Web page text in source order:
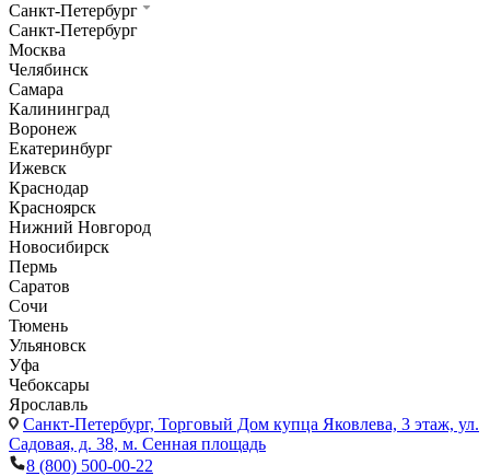
Санкт-Петербург
Санкт-Петербург
Москва
Челябинск
Самара
Калининград
Воронеж
Екатеринбург
Ижевск
Краснодар
Красноярск
Нижний Новгород
Новосибирск
Пермь
Саратов
Сочи
Тюмень
Ульяновск
Уфа
Чебоксары
Ярославль
Санкт-Петербург, Торговый Дом купца Яковлева, 3 этаж, ул.
Садовая, д. 38, м. Сенная площадь
8 (800) 500-00-22